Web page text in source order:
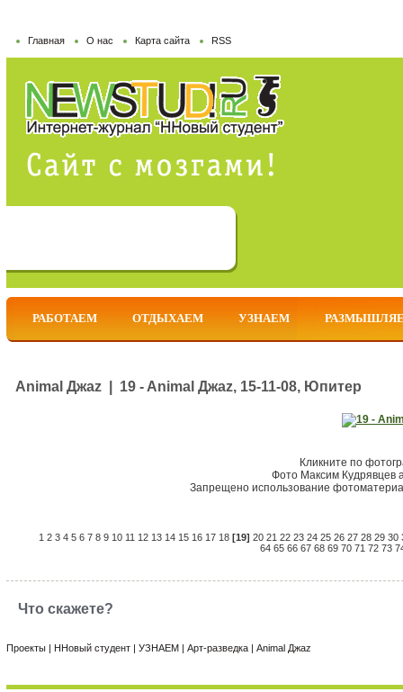
Главная О нас Карта сайта RSS
РАБОТАЕМ ОТДЫХАЕМ УЗНАЕМ
Animal Джаz | 19 - Animal Джаz, 15-11-08, Юпитер
Кликните по
Фото Максим Кудрявцев
Запрещено использование
1 2 3 4 5 6 7 8 9 10 11 12 13 14 15 16 17 18 [19] 20 21 22 23 24 25 26 27 28 29 30
64 65 66 67 68 69 70 71 72 73
Что скажете?
Проекты | ННовый студент | УЗНАЕМ | Арт-разведка | Animal Джаz